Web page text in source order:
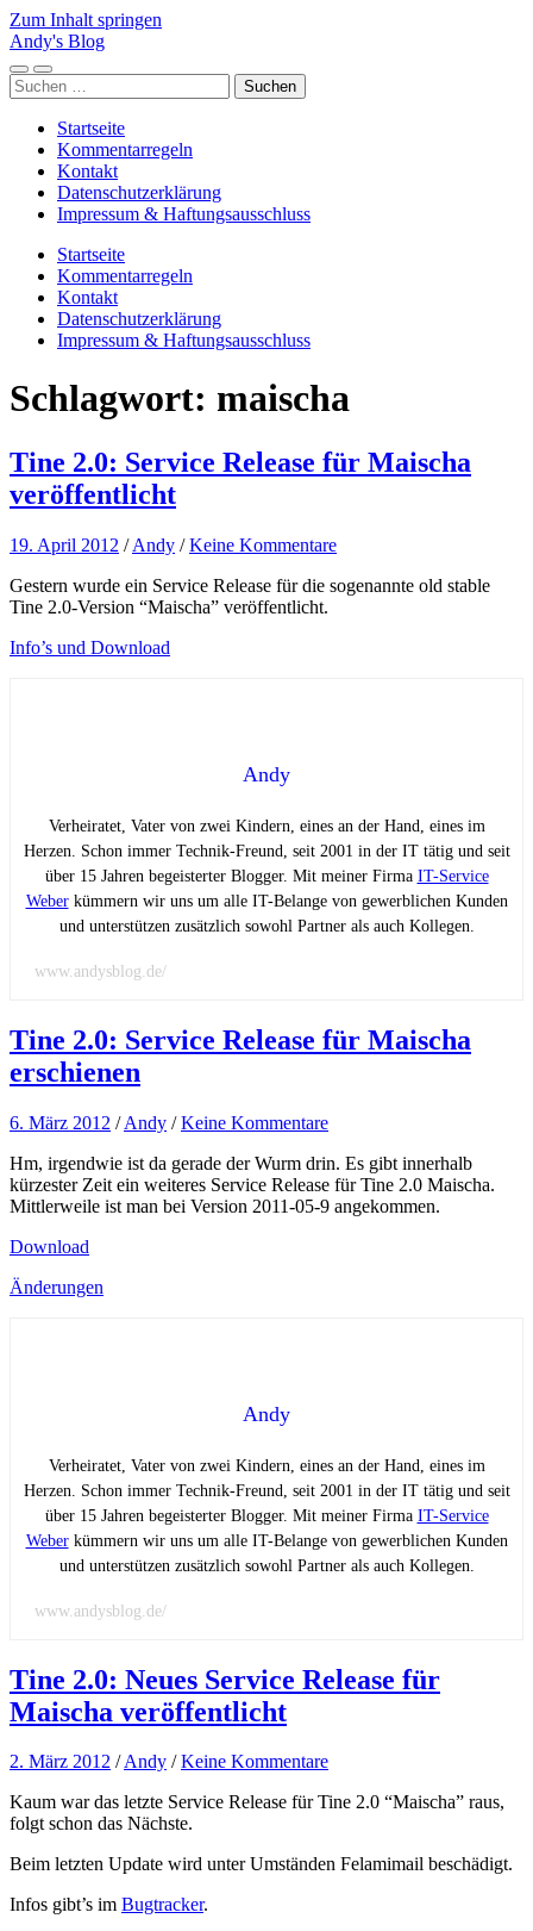
Zum Inhalt springen
Andy's Blog
Mobile-
Menü
Suchfeld
ein-/ausblenden
Suchen
nach:
Startseite
Kommentarregeln
Kontakt
Datenschutzerklärung
Impressum & Haftungsausschluss
Startseite
Kommentarregeln
Kontakt
Datenschutzerklärung
Impressum & Haftungsausschluss
Schlagwort: maischa
Tine 2.0: Service Release für Maischa
veröffentlicht
19. April 2012 /Andy /Keine Kommentare
Gestern wurde ein Service Release für die sogenannte old stable
Tine 2.0-Version “Maischa” veröffentlicht.
Info’s und Download
Andy
Verheiratet, Vater von zwei Kindern, eines an der Hand, eines im
Herzen. Schon immer Technik-Freund, seit 2001 in der IT tätig und seit
über 15 Jahren begeisterter Blogger. Mit meiner Firma IT-Service
Weberkümmern wir uns um alle IT-Belange von gewerblichen Kunden
und unterstützen zusätzlich sowohl Partner als auch Kollegen.
www.andysblog.de/
Tine 2.0: Service Release für Maischa
erschienen
6. März 2012 /Andy /Keine Kommentare
Hm, irgendwie ist da gerade der Wurm drin. Es gibt innerhalb
kürzester Zeit ein weiteres Service Release für Tine 2.0 Maischa.
Mittlerweile ist man bei Version 2011-05-9 angekommen.
Download
Änderungen
Andy
Verheiratet, Vater von zwei Kindern, eines an der Hand, eines im
Herzen. Schon immer Technik-Freund, seit 2001 in der IT tätig und seit
über 15 Jahren begeisterter Blogger. Mit meiner Firma IT-Service
Weberkümmern wir uns um alle IT-Belange von gewerblichen Kunden
und unterstützen zusätzlich sowohl Partner als auch Kollegen.
www.andysblog.de/
Tine 2.0: Neues Service Release für
Maischa veröffentlicht
2. März 2012 /Andy /Keine Kommentare
Kaum war das letzte Service Release für Tine 2.0 “Maischa” raus,
folgt schon das Nächste.
Beim letzten Update wird unter Umständen Felamimail beschädigt.
Infos gibt’s im Bugtracker.